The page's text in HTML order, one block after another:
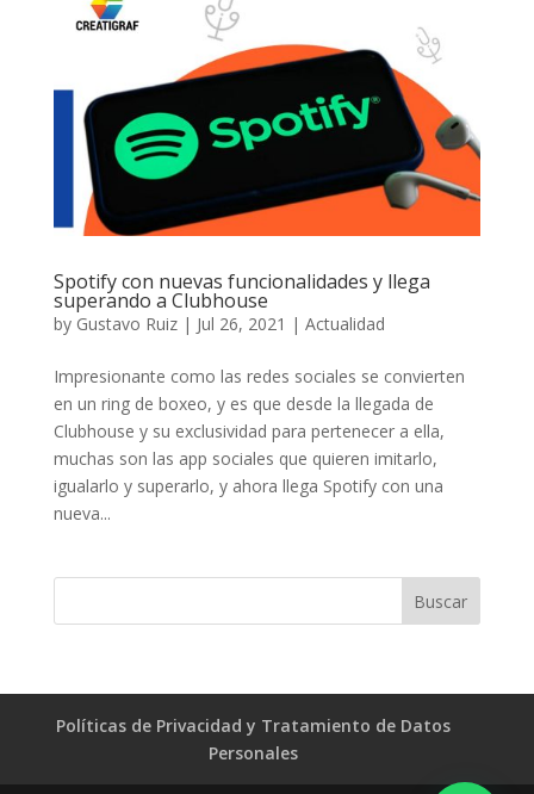
Spotify con nuevas funcionalidades y llega
superando a Clubhouse
by Gustavo Ruiz| Jul 26, 2021 | Actualidad
Impresionante como las redes sociales se convierten
en un ring de boxeo, y es que desde la llegada de
Clubhouse y su exclusividad para pertenecer a ella,
muchas son las app sociales que quieren imitarlo,
igualarlo y superarlo, y ahora llega Spotify con una
nueva...
Políticas de Privacidad y Tratamiento de Datos
Personales